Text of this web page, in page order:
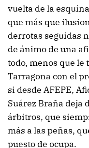
vuelta de la
que más que
derrotas seguidas
de ánimo de una
todo, menos que le
Tarragona con el
si desde AFEPE,
Suárez Braña deja
árbitros, que
más a las peñas,
puesto de ocupa.